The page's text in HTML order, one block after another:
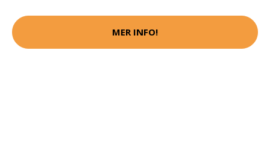
MER INFO!